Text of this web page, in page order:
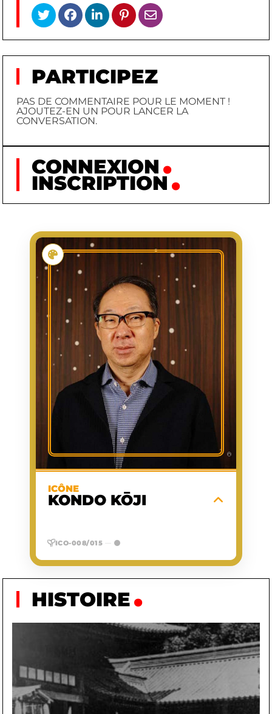
PARTICIPEZ
PAS DE COMMENTAIRE POUR LE MOMENT !
AJOUTEZ-EN UN POUR LANCER LA
CONVERSATION.
CONNEXION
INSCRIPTION
©
ICÔNE
KONDO KŌJI
ICO-008/015 —
KONDO KŌJI
KONDŌ
KŌJI
1961/08/13
COMPOSITION DE LA
BANDE-SON DU JEU
D'ARCADE PUNCH-OUT!!
1984/02/01
COMPOSITEUR DE
MUSIQUE DE JEUX
VIDÉO, SOUND
DESIGNER
GROUPE
SANGUIN
Compositeur de légende de chez
Nintendo, il a façonné l'histoire de la pop
culture en signant les thèmes musicaux
universels, immersifs et intemporels des
HISTOIRE